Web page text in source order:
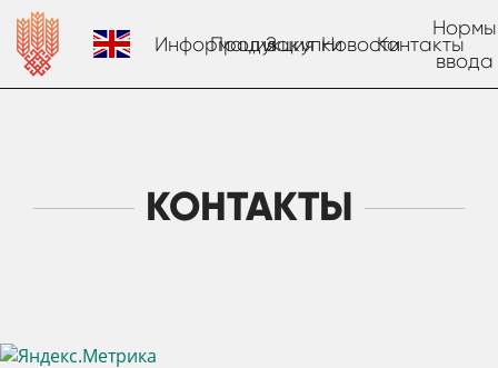
Информация
Продукция
ЗакупкиНовостиКонтакты
Нормы
ввода
КОНТАКТЫ